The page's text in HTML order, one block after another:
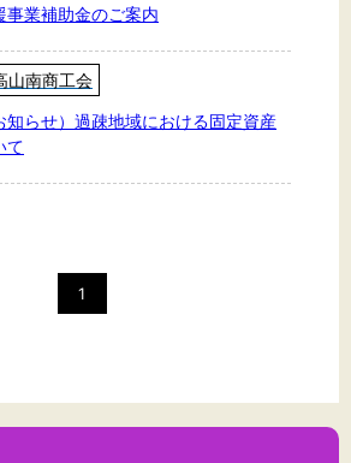
事業補助金のご案内
山南商工会
知らせ）過疎地域における固定資産
て
1